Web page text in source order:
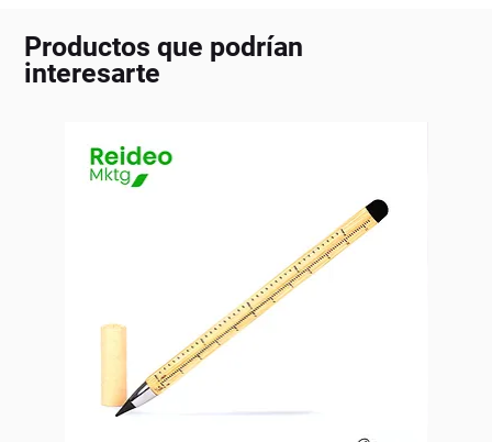
Productos que podrían
interesarte